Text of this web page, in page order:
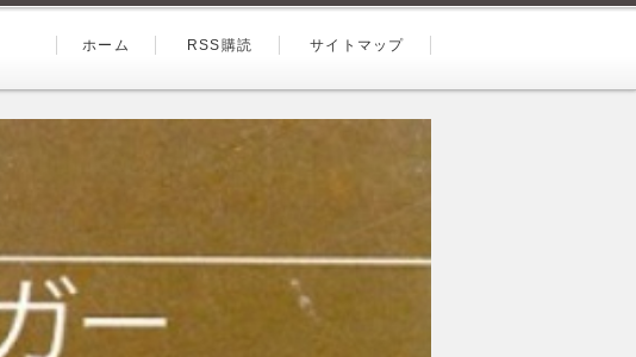
ホーム RSS購読 サイトマップ